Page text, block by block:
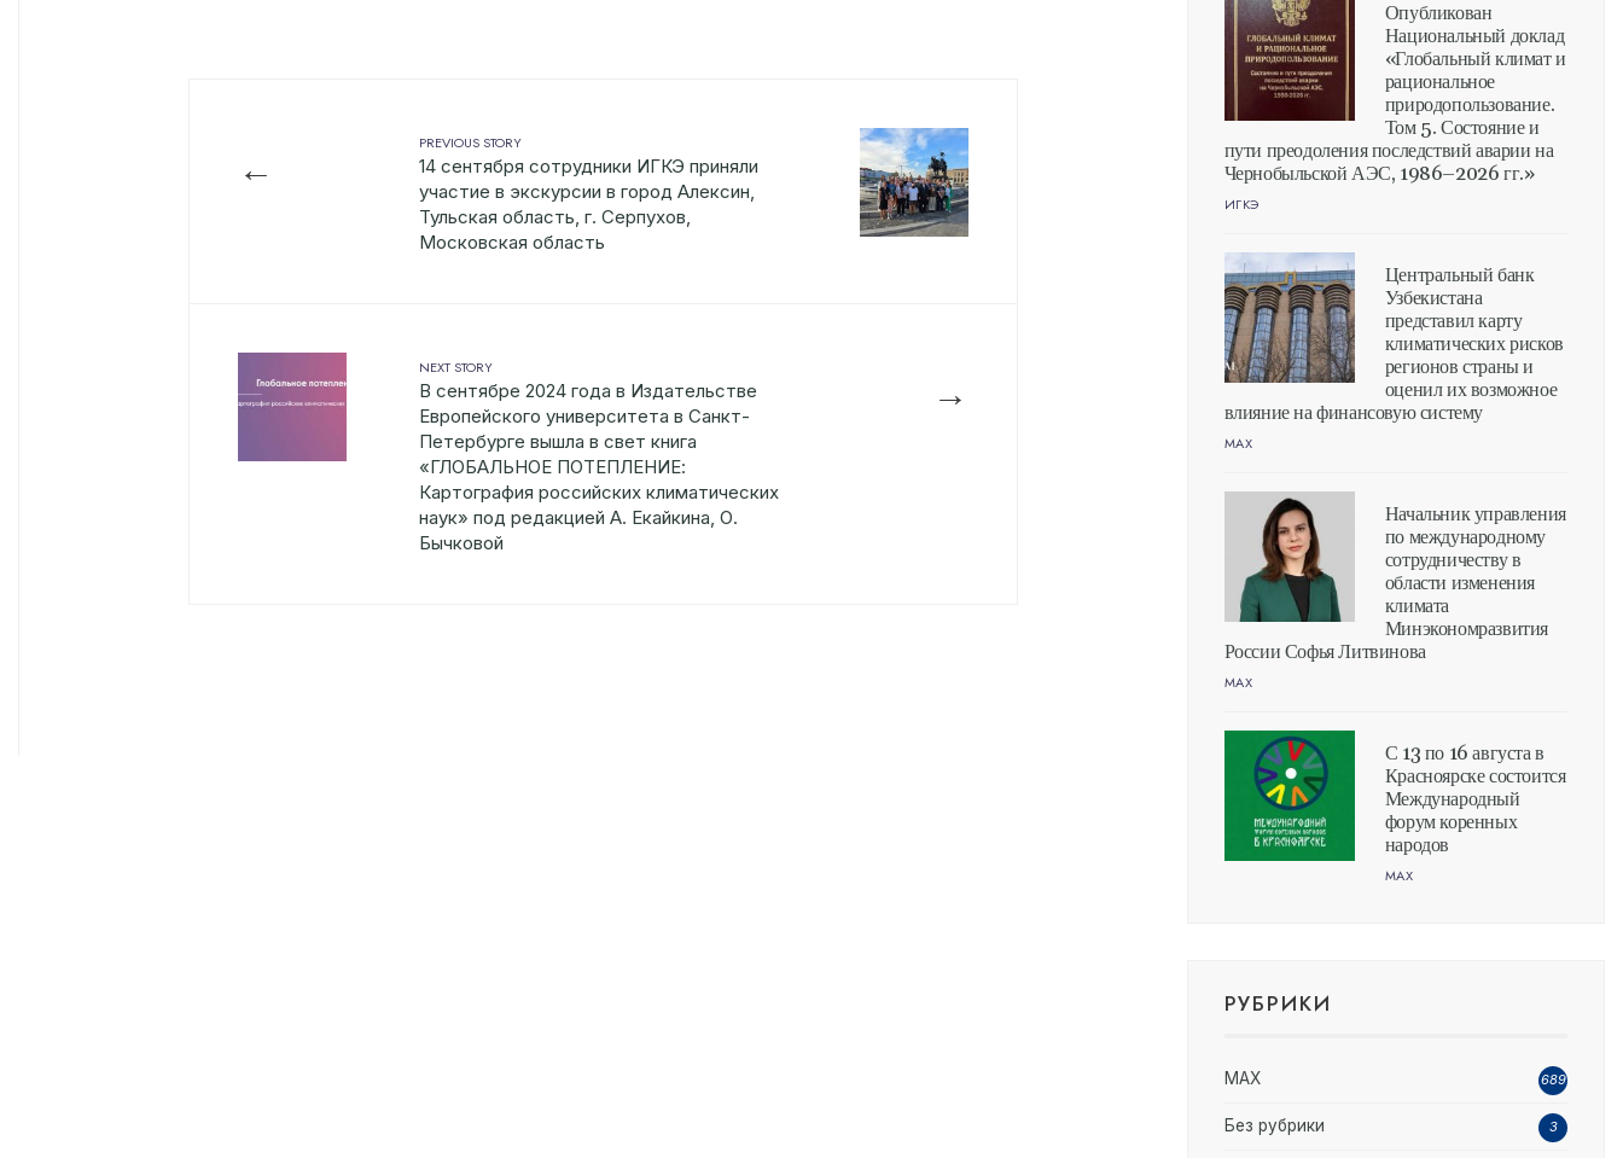
←
PREVIOUS STORY
14 сентября сотрудники ИГКЭ приняли
участие в экскурсии в город Алексин,
Тульская область, г. Серпухов,
Московская область
→
NEXT STORY
В сентябре 2024 года в Издательстве
Европейского университета в Санкт-
Петербурге вышла в свет книга
«ГЛОБАЛЬНОЕ ПОТЕПЛЕНИЕ:
Картография российских климатических
наук» под редакцией А. Екайкина, О.
Бычковой
Опубликован
Национальный доклад
«Глобальный климат и
рациональное
природопользование.
Том 5. Состояние и
пути преодоления последствий аварии на
Чернобыльской АЭС, 1986–2026 гг.»
ИГКЭ
Центральный банк
Узбекистана
представил карту
климатических рисков
регионов страны и
оценил их возможное
влияние на финансовую систему
MAX
Начальник управления
по международному
сотрудничеству в
области изменения
климата
Минэкономразвития
России Софья Литвинова
MAX
С 13 по 16 августа в
Красноярске состоится
Международный
форум коренных
народов
MAX
РУБРИКИ
MAX 689
Без рубрики 3